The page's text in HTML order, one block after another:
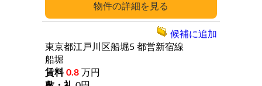
詳細
東京都江戸川区船堀5 都営新宿線
船堀
0.8 万円
候補に追加